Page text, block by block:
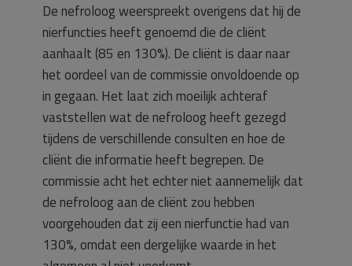
De nefroloog weerspreekt overigens dat hij de
nierfuncties heeft genoemd die de cliënt
aanhaalt (85 en 130%). De cliënt is daar naar
het oordeel van de commissie onvoldoende op
in gegaan. Het laat zich moeilijk achteraf
vaststellen wat de nefroloog heeft gezegd
tijdens de verschillende consulten en hoe de
cliënt die informatie heeft begrepen. De
commissie acht het echter niet aannemelijk dat
de nefroloog aan de cliënt zou hebben
voorgehouden dat zij een nierfunctie had van
130%, omdat een dergelijke waarde in het